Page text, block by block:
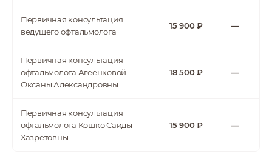
Первичная консультация
ведущего офтальмолога
15 900 ₽ —
Первичная консультация
офтальмолога Агеенковой
Оксаны Александровны
18 500 ₽ —
Первичная консультация
офтальмолога Кошко Саиды
Хазретовны
15 900 ₽ —